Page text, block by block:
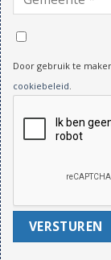
Door gebruik te
cookiebeleid